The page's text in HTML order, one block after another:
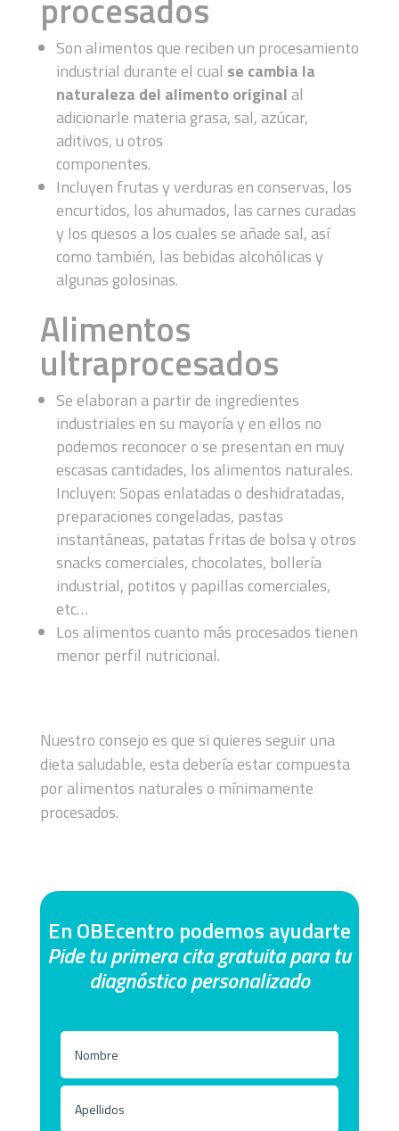
Son alimentos que reciben un procesamiento
industrial durante el cual se cambia la
naturaleza del alimento originalal
adicionarle materia grasa, sal, azúcar,
aditivos, u otros
componentes.
Incluyen frutas y verduras en conservas, los
encurtidos, los ahumados, las carnes curadas
y los quesos a los cuales se añade sal, así
como también, las bebidas alcohólicas y
algunas golosinas.
Alimentos
ultraprocesados
Se elaboran a partir de ingredientes
industriales en su mayoría y en ellos no
podemos reconocer o se presentan en muy
escasas cantidades, los alimentos naturales.
Incluyen: Sopas enlatadas o deshidratadas,
preparaciones congeladas, pastas
instantáneas, patatas fritas de bolsa y otros
snacks comerciales, chocolates, bollería
industrial, potitos y papillas comerciales,
etc…
Los alimentos cuanto más procesados tienen
menor perfil nutricional.
Nuestro consejo es que si quieres seguir una
dieta saludable, esta debería estar compuesta
por alimentos naturales o mínimamente
procesados.
En OBEcentro podemos ayudarte
Pide tu primera cita gratuita para tu
diagnóstico personalizado